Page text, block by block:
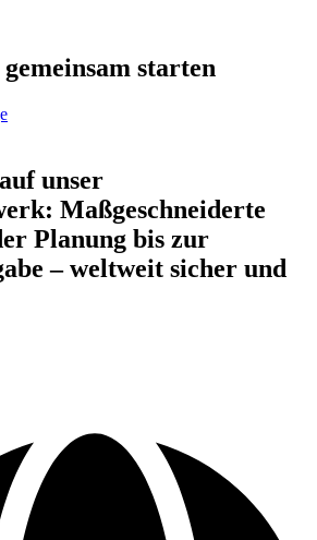
gemeinsam starten
unser
Maßgeschneiderte
Planung bis zur
– weltweit sicher und